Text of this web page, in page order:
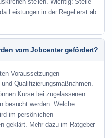
stellen. Wichtig: Stelle
Leistungen in der Regel erst ab
vom Jobcenter gefördert?
Voraussetzungen
Qualifizierungsmaßnahmen.
Kurse bei zugelassenen
besucht werden. Welche
im persönlichen
geklärt. Mehr dazu im Ratgeber